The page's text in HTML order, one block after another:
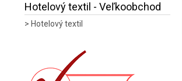
Hotelový textil - Veľkoobchod
Hotelový textil